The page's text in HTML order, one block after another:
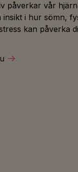
påverkar vår
i hur sömn,
kan påverka